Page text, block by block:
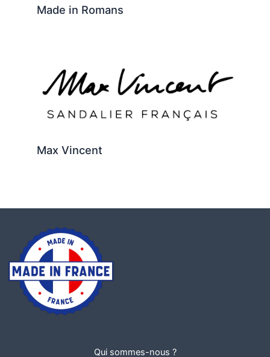
Made in Romans
Max Vincent
Qui sommes-nous ?